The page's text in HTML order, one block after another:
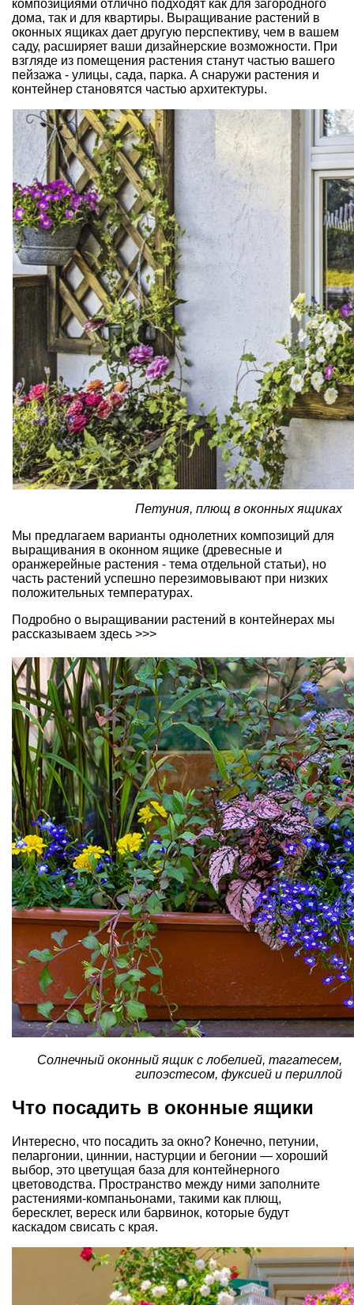
композициями отлично подходят как для загородного
дома, так и для квартиры. Выращивание растений в
оконных ящиках дает другую перспективу, чем в вашем
саду, расширяет ваши дизайнерские возможности. При
взгляде из помещения растения станут частью вашего
пейзажа - улицы, сада, парка. А снаружи растения и
контейнер становятся частью архитектуры.
Петуния, плющ в оконных ящиках
Мы предлагаем варианты однолетних композиций для
выращивания в оконном ящике (древесные и
оранжерейные растения - тема отдельной статьи), но
часть растений успешно перезимовывают при низких
положительных температурах.
Подробно о выращивании растений в контейнерах мы
рассказываем здесь >>>
Солнечный оконный ящик с лобелией, тагатесем,
гипоэстесом, фуксией и периллой
Что посадить в оконные ящики
Интересно, что посадить за окно? Конечно, петунии,
пеларгонии, циннии, настурции и бегонии — хороший
выбор, это цветущая база для контейнерного
цветоводства. Пространство между ними заполните
растениями-компаньонами, такими как плющ,
бересклет, вереск или барвинок, которые будут
каскадом свисать с края.